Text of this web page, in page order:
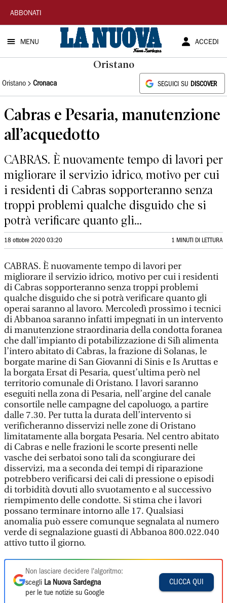
La
Nuova
Sardegna
ABBONATI
MENU ACCEDI
Oristano
Oristano Cronaca SEGUICI SU DISCOVER
Cabras e Pesaria, manutenzione
all’acquedotto
CABRAS. È nuovamente tempo di lavori per
migliorare il servizio idrico, motivo per cui
i residenti di Cabras sopporteranno senza
troppi problemi qualche disguido che si
potrà verificare quanto gli...
18 ottobre 2020 03:20 1 MINUTI DI LETTURA
CABRAS. È nuovamente tempo di lavori per
migliorare il servizio idrico, motivo per cui i residenti
di Cabras sopporteranno senza troppi problemi
qualche disguido che si potrà verificare quanto gli
operai saranno al lavoro. Mercoledì prossimo i tecnici
di Abbanoa saranno infatti impegnati in un intervento
di manutenzione straordinaria della condotta foranea
che dall’impianto di potabilizzazione di Silì alimenta
l’intero abitato di Cabras, la frazione di Solanas, le
borgate marine di San Giovanni di Sinis e Is Aruttas e
la borgata Ersat di Pesaria, quest’ultima però nel
territorio comunale di Oristano. I lavori saranno
eseguiti nella zona di Pesaria, nell’argine del canale
consortile nelle campagne del capoluogo, a partire
dalle 7.30. Per tutta la durata dell’intervento si
verificheranno disservizi nelle zone di Oristano
limitatamente alla borgata Pesaria. Nel centro abitato
di Cabras e nelle frazioni le scorte presenti nelle
vasche dei serbatoi sono tali da scongiurare dei
disservizi, ma a seconda dei tempi di riparazione
potrebbero verificarsi dei cali di pressione o episodi
di torbidità dovuti allo svuotamento e al successivo
riempimento delle condotte. Si stima che i lavori
possano terminare intorno alle 17. Qualsiasi
anomalia può essere comunque segnalata al numero
verde di segnalazione guasti di Abbanoa 800.022.040
attivo tutto il giorno.
Non lasciare decidere l'algoritmo:
scegli La Nuova Sardegna
per le tue notizie su Google
CLICCA QUI